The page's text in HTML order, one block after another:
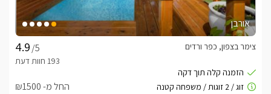
אורבן
/5
צימר בצפון, כפר ורדים
החל מ- ₪1500